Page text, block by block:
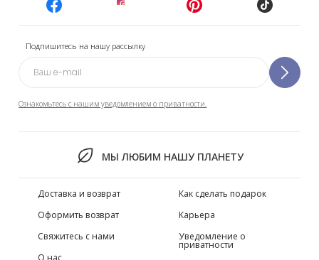
Подпишитесь на нашу рассылку
Ознакомьтесь с нашим уведомлением о приватности.
МЫ ЛЮБИМ НАШУ ПЛАНЕТУ
Доставка и возврат
Оформить возврат
Свяжитесь с нами
О нас
Как сделать подарок
Карьера
Уведомление о
приватности